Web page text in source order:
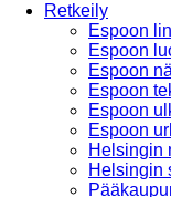
Retkeily
Espoon
Espoon
Espoon
Espoon
Espoon
Espoon
Helsingin
Helsingin